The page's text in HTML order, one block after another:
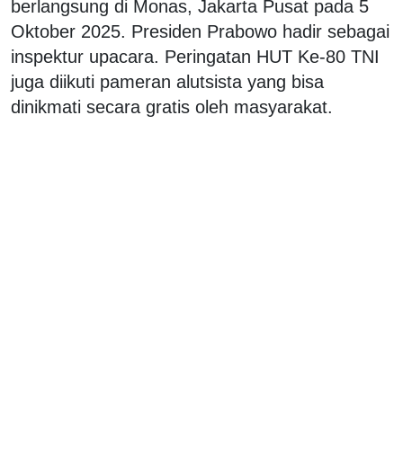
berlangsung di Monas, Jakarta Pusat pada 5
Oktober 2025. Presiden Prabowo hadir sebagai
inspektur upacara. Peringatan HUT Ke-80 TNI
juga diikuti pameran alutsista yang bisa
dinikmati secara gratis oleh masyarakat.